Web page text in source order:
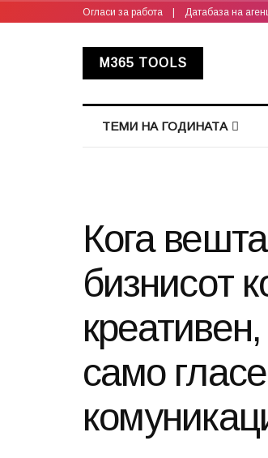
Огласи за работа Датабаза на
M365 TOOLS
ТЕМИ НА ГОДИНАТА
Кога
бизнисот
само